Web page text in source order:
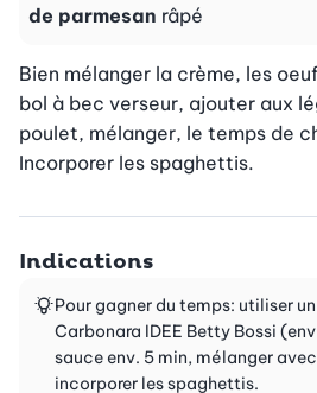
de parmesan râpé
Bien mélanger la crème, les
bol à bec verseur, ajouter aux
poulet, mélanger, le temps de
Incorporer les spaghettis.
Indications
Pour gagner du temps: utiliser
Carbonara IDEE Betty Bossi
sauce env. 5 min, mélanger
incorporer les spaghettis.